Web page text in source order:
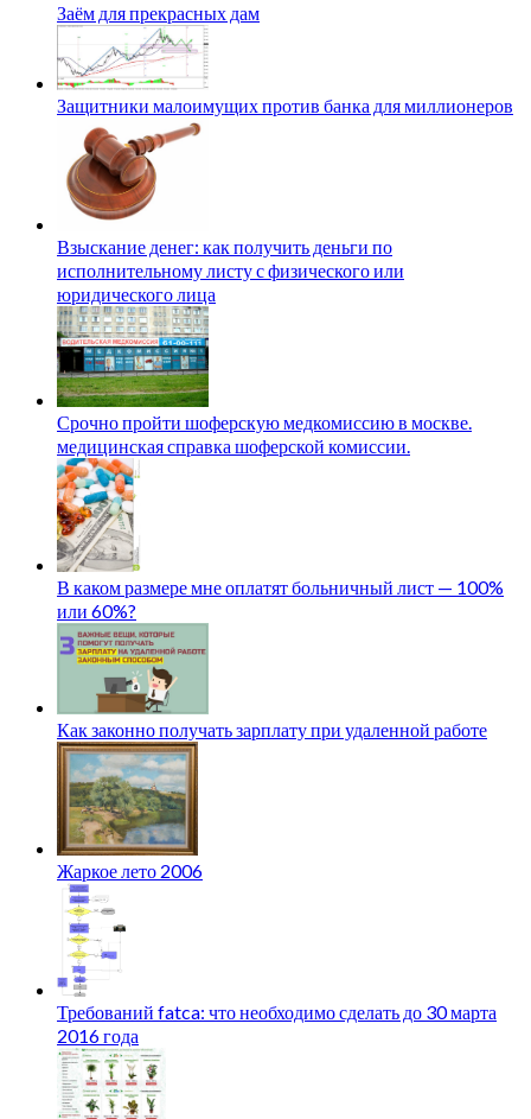
Заём для прекрасных дам
Защитники малоимущих против банка для миллионеров
Взыскание денег: как получить деньги по
исполнительному листу с физического или
юридического лица
Срочно пройти шоферскую медкомиссию в москве.
медицинская справка шоферской комиссии.
В каком размере мне оплатят больничный лист — 100%
или 60%?
Как законно получать зарплату при удаленной работе
Жаркое лето 2006
Требований fatca: что необходимо сделать до 30 марта
2016 года